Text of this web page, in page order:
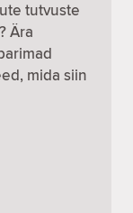
tutvuste
Ära
mida siin